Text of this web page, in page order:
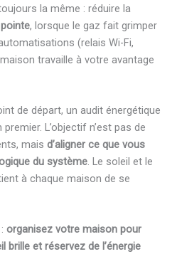
la même : réduire la
, lorsque le gaz fait grimper
(relais Wi-Fi,
travaille à votre avantage
de départ, un audit énergétique
L’objectif n’est pas de
mais d’aligner ce que vous
du système. Le soleil et le
à chaque maison de se
organisez votre maison pour
et réservez de l’énergie